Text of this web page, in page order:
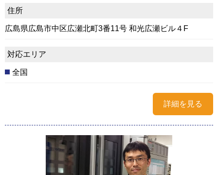
住所
広島県広島市中区広瀬北町3番11号 和光広瀬ビル４F
対応エリア
全国
詳細を見る